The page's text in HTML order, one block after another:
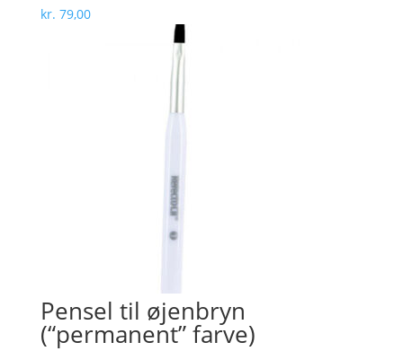
kr. 79,00
Pensel til øjenbryn
(“permanent” farve)